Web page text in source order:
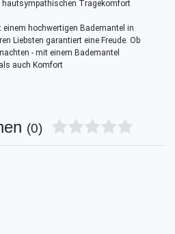
hautsympathischen Tragekomfort
einem hochwertigen Bademantel in
Liebsten garantiert eine Freude. Ob
- mit einem Bademantel
auch Komfort
(0)